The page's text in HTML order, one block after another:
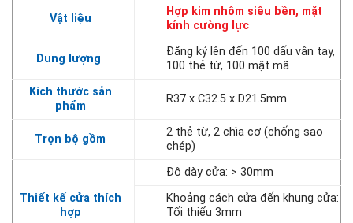
Vật liệu
Hợp kim nhôm siêu bền, mặt
kính cường lực
Dung lượng
Đăng ký lên đến 100 dấu vân tay,
100 thẻ từ, 100 mật mã
Kích thước sản
phẩm
R37 x C32.5 x D21.5mm
Trọn bộ gồm
2 thẻ từ, 2 chìa cơ (chống sao
chép)
Thiết kế cửa thích
hợp
Độ dày cửa: > 30mm
Khoảng cách cửa đến khung cửa:
Tối thiểu 3mm